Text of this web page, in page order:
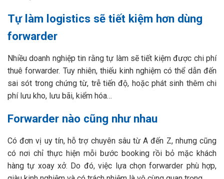
Tự làm logistics sẽ tiết kiệm hơn dùng
forwarder
Nhiều doanh nghiệp tin rằng tự làm sẽ tiết kiệm được chi phí
thuê forwarder. Tuy nhiên, thiếu kinh nghiệm có thể dẫn đến
sai sót trong chứng từ, trễ tiến độ, hoặc phát sinh thêm chi
phí lưu kho, lưu bãi, kiểm hóa…
Forwarder nào cũng như nhau
Có đơn vị uy tín, hỗ trợ chuyên sâu từ A đến Z, nhưng cũng
có nơi chỉ thực hiện mỗi bước booking rồi bỏ mặc khách
hàng tự xoay xở. Do đó, việc lựa chọn forwarder phù hợp,